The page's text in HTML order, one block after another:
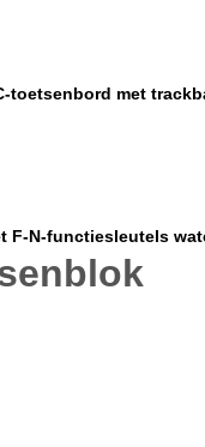
toetsenbord met
F-N-functiesleutels